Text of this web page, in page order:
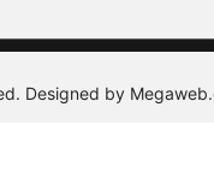
Designed by